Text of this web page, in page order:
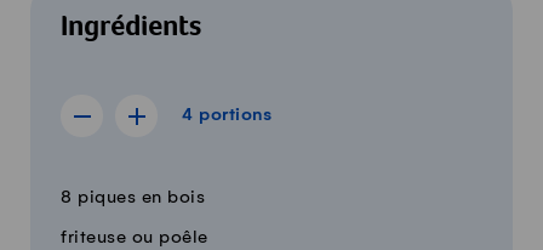
Ingrédients
4 portions
Afficher la recette de 3 portions
Afficher la recette de 5 portions
4 portions
Quantité Ingrédients
8 piques en bois
friteuse ou poêle